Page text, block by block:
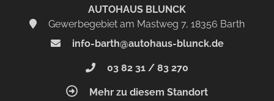
AUTOHAUS BLUNCK
Gewerbegebiet am Mastweg 7, 18356 Barth
info-barth@autohaus-blunck.de
03 82 31 / 83 270
Mehr zu diesem Standort